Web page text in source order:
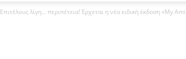
Eπιτέλους λίγη… περιπέτεια! Έρχεται η νέα ειδική έκδοση «My